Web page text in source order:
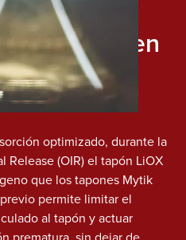
en
optimizado, durante la
(OIR) el tapón LiOX
que los tapones Mytik
permite limitar el
al tapón y actuar